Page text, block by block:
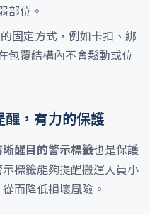
部位。
固定方式，例如卡扣、綁
包覆結構內不會鬆動或位
醒，有力的保護
晰醒目的警示標籤也是保護
標籤能夠提醒搬運人員小
而降低損壞風險。